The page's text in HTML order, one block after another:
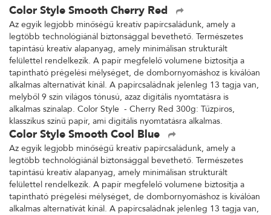
Color Style Smooth Cherry Red
Az egyik legjobb minőségű kreatív papírcsaládunk, amely a
legtöbb technológiánál biztonsággal bevethető. Természetes
tapintású kreatív alapanyag, amely minimálisan strukturált
felülettel rendelkezik. A papír megfelelő volumene biztosítja a
tapintható prégelési mélységet, de dombornyomáshoz is kiválóan
alkalmas alternatívát kínál. A papírcsaládnak jelenleg 13 tagja van,
melyből 9 szín világos tónusú, azaz digitális nyomtatásra is
alkalmas színalap. Color Style - Cherry Red 300g: Tűzpiros,
klasszikus színű papír, ami digitális nyomtatásra alkalmas.
Color Style Smooth Cool Blue
Az egyik legjobb minőségű kreatív papírcsaládunk, amely a
legtöbb technológiánál biztonsággal bevethető. Természetes
tapintású kreatív alapanyag, amely minimálisan strukturált
felülettel rendelkezik. A papír megfelelő volumene biztosítja a
tapintható prégelési mélységet, de dombornyomáshoz is kiválóan
alkalmas alternatívát kínál. A papírcsaládnak jelenleg 13 tagja van,